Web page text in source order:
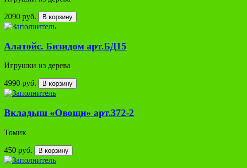
2090 руб. В корзину
Алатойс. Бизидом арт.БД15
Игрушки из дерева
4990 руб. В корзину
Вкладыш «Овощи» арт.372-2
Томик
450 руб. В корзину